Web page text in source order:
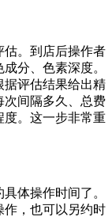
估。到店后操作者
分、色素深度。
据评估结果给出精
次间隔多久、总费
度。这一步非常重
体操作时间了。
作，也可以另约时